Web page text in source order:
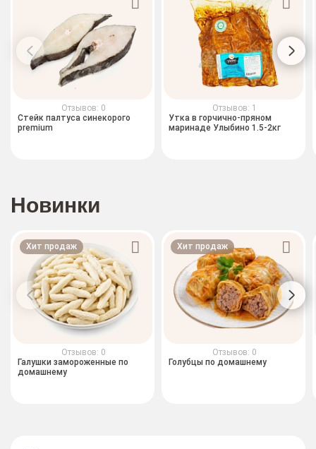
Отзывов: 0
Стейк палтуса синекорого
premium
Отзывов: 1
Утка в горчично-пряном
маринаде Улыбино 1.5-2кг
Новинки
Хит продаж
Отзывов: 0
Галушки замороженные по
домашнему
Хит продаж
Отзывов: 0
Голубцы по домашнему